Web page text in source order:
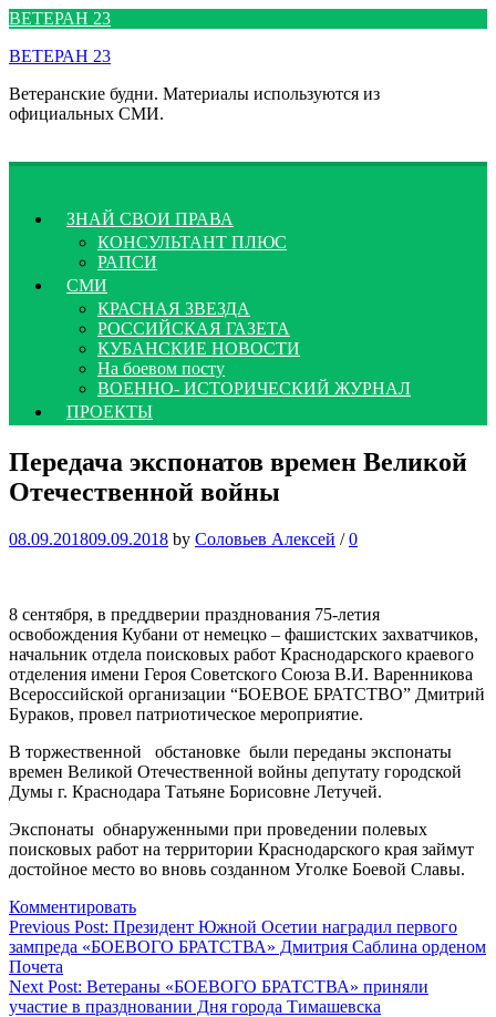
Перейти
содержимому
ВЕТЕРАН 23
ВЕТЕРАН 23
Ветеранские будни. Материалы используются из
официальных СМИ.
ЗНАЙ СВОИ ПРАВА
КОНСУЛЬТАНТ ПЛЮС
РАПСИ
СМИ
КРАСНАЯ ЗВЕЗДА
РОССИЙСКАЯ ГАЗЕТА
КУБАНСКИЕ НОВОСТИ
На боевом посту
ВОЕННО- ИСТОРИЧЕСКИЙ ЖУРНАЛ
ПРОЕКТЫ
Передача экспонатов времен Великой
Отечественной войны
08.09.201809.09.2018 by Соловьев Алексей / 0
8 сентября, в преддверии празднования 75-летия
освобождения Кубани от немецко – фашистских захватчиков,
начальник отдела поисковых работ Краснодарского краевого
отделения имени Героя Советского Союза В.И. Варенникова
Всероссийской организации “БОЕВОЕ БРАТСТВО” Дмитрий
Бураков, провел патриотическое мероприятие.
В торжественной обстановке были переданы экспонаты
времен Великой Отечественной войны депутату городской
Думы г. Краснодара Татьяне Борисовне Летучей.
Экспонаты обнаруженными при проведении полевых
поисковых работ на территории Краснодарского края займут
достойное место во вновь созданном Уголке Боевой Славы.
Комментировать
Навигация
по
записям
Previous Post: Президент Южной Осетии наградил первого
зампреда «БОЕВОГО БРАТСТВА» Дмитрия Саблина орденом
Почета
Next Post: Ветераны «БОЕВОГО БРАТСТВА» приняли
участие в праздновании Дня города Тимашевска